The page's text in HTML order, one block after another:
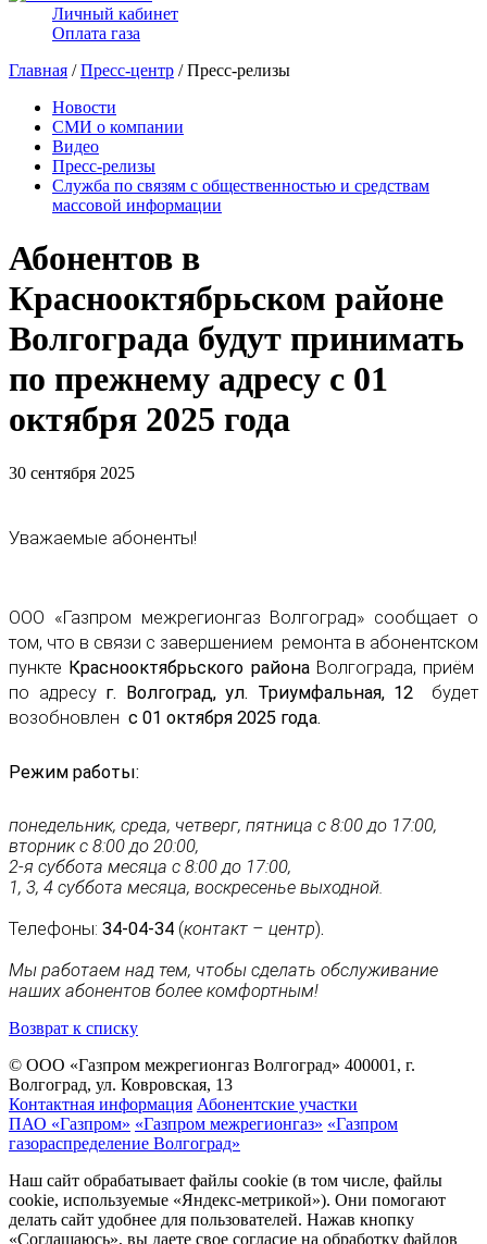
Личный кабинет
Оплата газа
Главная /Пресс-центр / Пресс-релизы
Новости
СМИ о компании
Видео
Пресс-релизы
Служба по связям с общественностью и средствам
массовой информации
Абонентов в
Краснооктябрьском районе
Волгограда будут принимать
по прежнему адресу с 01
октября 2025 года
30 сентября 2025
Уважаемые абоненты!
ООО «Газпром межрегионгаз Волгоград» сообщает о
том, что в связи с завершением ремонта в абонентском
пункте Краснооктябрьского районаВолгограда, приём
по адресу г. Волгоград, ул. Триумфальная, 12
будет
возобновлен с 01 октября 2025 года.
Режим работы:
понедельник, среда, четверг, пятница с 8:00 до 17:00,
вторник с 8:00 до 20:00,
2-я суббота месяца с 8:00 до 17:00,
1, 3, 4 суббота месяца, воскресенье выходной.
Телефоны: 34-04-34 (контакт – центр).
Мы работаем над тем, чтобы сделать обслуживание
наших абонентов более комфортным!
Возврат к списку
© ООО «Газпром межрегионгаз Волгоград» 400001, г.
Волгоград, ул. Ковровская, 13
Контактная информация Абонентские участки
ПАО «Газпром» «Газпром межрегионгаз» «Газпром
газораспределение Волгоград»
Наш сайт обрабатывает файлы cookie (в том числе, файлы
cookie, используемые «Яндекс-метрикой»). Они помогают
делать сайт удобнее для пользователей. Нажав кнопку
«Соглашаюсь», вы даете свое согласие на обработку файлов